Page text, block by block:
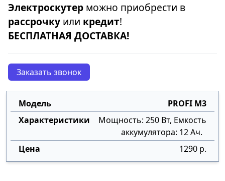
Электроскутер можно приобрести в
рассрочку или кредит!
БЕСПЛАТНАЯ ДОСТАВКА!
Заказать звонок
PROFI M3
Мощность: 250 Вт, Емкость
аккумулятора: 12 Ач.
1290 р.